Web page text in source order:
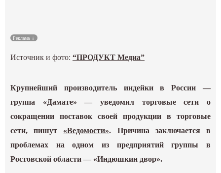
ГИД
Реклама
Источник и фото:“ПРОДУКТ Медиа”
Крупнейший производитель индейки в России —
группа «Дамате» — уведомил торговые сети о
сокращении поставок своей продукции в торговые
сети, пишут «Ведомости». Причина заключается в
проблемах на одном из предприятий группы в
Ростовской области — «Индюшкин двор».